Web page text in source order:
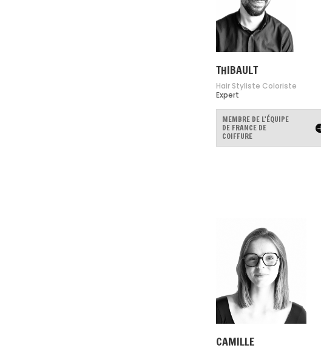
THIBAULT
Hair Styliste Coloriste
Expert
MEMBRE DE L'ÉQUIPE
DE FRANCE DE
COIFFURE
CAMILLE